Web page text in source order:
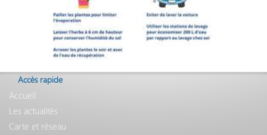
Accès rapide
Accueil
Les actualités
Carte et réseau